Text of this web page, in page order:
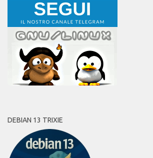
DEBIAN 13 TRIXIE